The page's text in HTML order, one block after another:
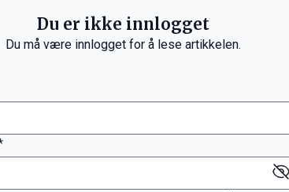
Du er ikke innlogget
Du må være innlogget for å lese artikkelen.